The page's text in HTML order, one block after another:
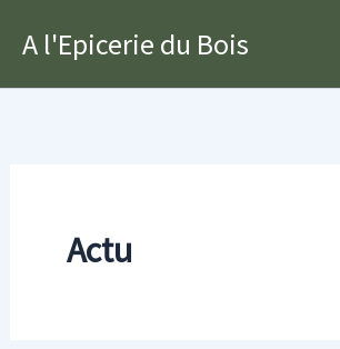
A l'Epicerie du Bois
Actu